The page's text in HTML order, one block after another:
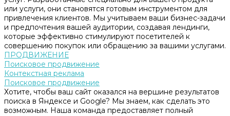
или услуги, они становятся готовым инструментом для
привлечения клиентов. Мы учитываем ваши бизнес-задачи
и предпочтения вашей аудитории, создавая лендинги,
которые эффективно стимулируют посетителей к
совершению покупок или обращению за вашими услугами.
ПРОДВИЖЕНИЕ
Поисковое продвижение
Контекстная реклама
Поисковое продвижение
Хотите, чтобы ваш сайт оказался на вершине результатов
поиска в Яндексе и Google? Мы знаем, как сделать это
возможным. Наша команда предоставляет полный